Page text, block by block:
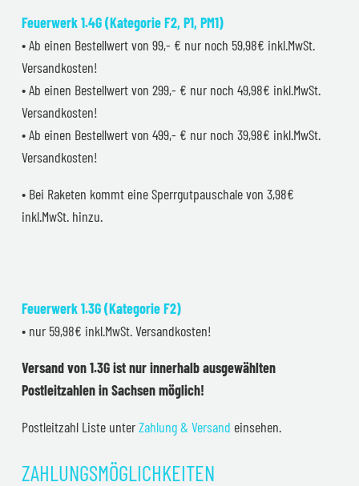
Feuerwerk 1.4G (Kategorie F2, P1, PM1)
• Ab einen Bestellwert von 99,- € nur noch 59,98€ inkl.MwSt.
Versandkosten!
• Ab einen Bestellwert von 299,- € nur noch 49,98€ inkl.MwSt.
Versandkosten!
• Ab einen Bestellwert von 499,- € nur noch 39,98€ inkl.MwSt.
Versandkosten!
• Bei Raketen kommt eine Sperrgutpauschale von 3,98€
inkl.MwSt. hinzu.
Feuerwerk 1.3G (Kategorie F2)
• nur 59,98€ inkl.MwSt. Versandkosten!
Versand von 1.3G ist nur innerhalb ausgewählten
Postleitzahlen in Sachsen möglich!
Postleitzahl Liste unterZahlung & Versand einsehen.
ZAHLUNGSMÖGLICHKEITEN